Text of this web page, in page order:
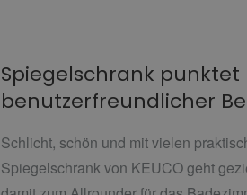
Spiegelschrank
benutzerfreundlicher
Schlicht, schön und mit vielen
Spiegelschrank von KEUCO geht